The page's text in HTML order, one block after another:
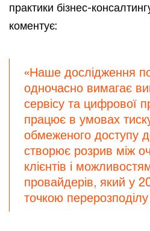
практики бізнес-
коментує:
«Наше дослідження
одночасно вимагає
сервісу та цифрової
працює в умовах
обмеженого доступу
створює розрив між
клієнтів і
провайдерів, який у
точкою